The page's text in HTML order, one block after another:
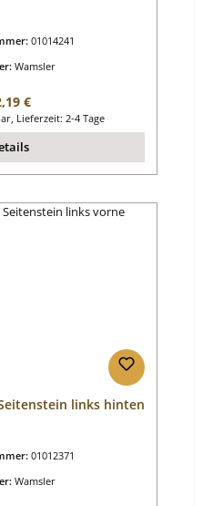
01014241
Wamsler
Preis:
€
Lieferzeit: 2-4 Tage
links hinten
01012371
Wamsler